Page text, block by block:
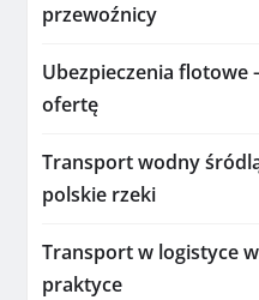
przewoźnicy
Ubezpieczenia flotowe
ofertę
Transport wodny
polskie rzeki
Transport w logistyce
praktyce